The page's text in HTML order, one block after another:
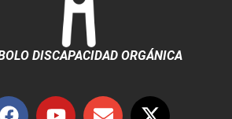
DISCAPACIDAD ORGÁNICA